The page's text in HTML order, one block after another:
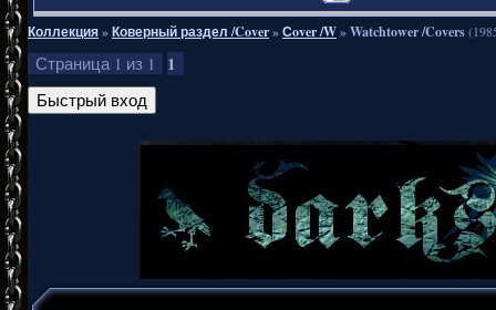
Коллекция»Коверный раздел /Cover»Сover /W»Watchtower /Covers
Страница 1 из 1 1